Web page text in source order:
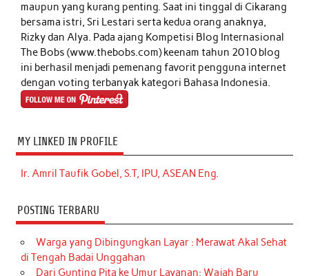
maupun yang kurang penting. Saat ini tinggal di Cikarang
bersama istri, Sri Lestari serta kedua orang anaknya,
Rizky dan Alya. Pada ajang Kompetisi Blog Internasional
The Bobs (www.thebobs.com) keenam tahun 2010 blog
ini berhasil menjadi pemenang favorit pengguna internet
dengan voting terbanyak kategori Bahasa Indonesia.
MY LINKED IN PROFILE
Ir. Amril Taufik Gobel, S.T, IPU, ASEAN Eng.
POSTING TERBARU
Warga yang Dibingungkan Layar : Merawat Akal Sehat
di Tengah Badai Unggahan
Dari Gunting Pita ke Umur Layanan: Wajah Baru